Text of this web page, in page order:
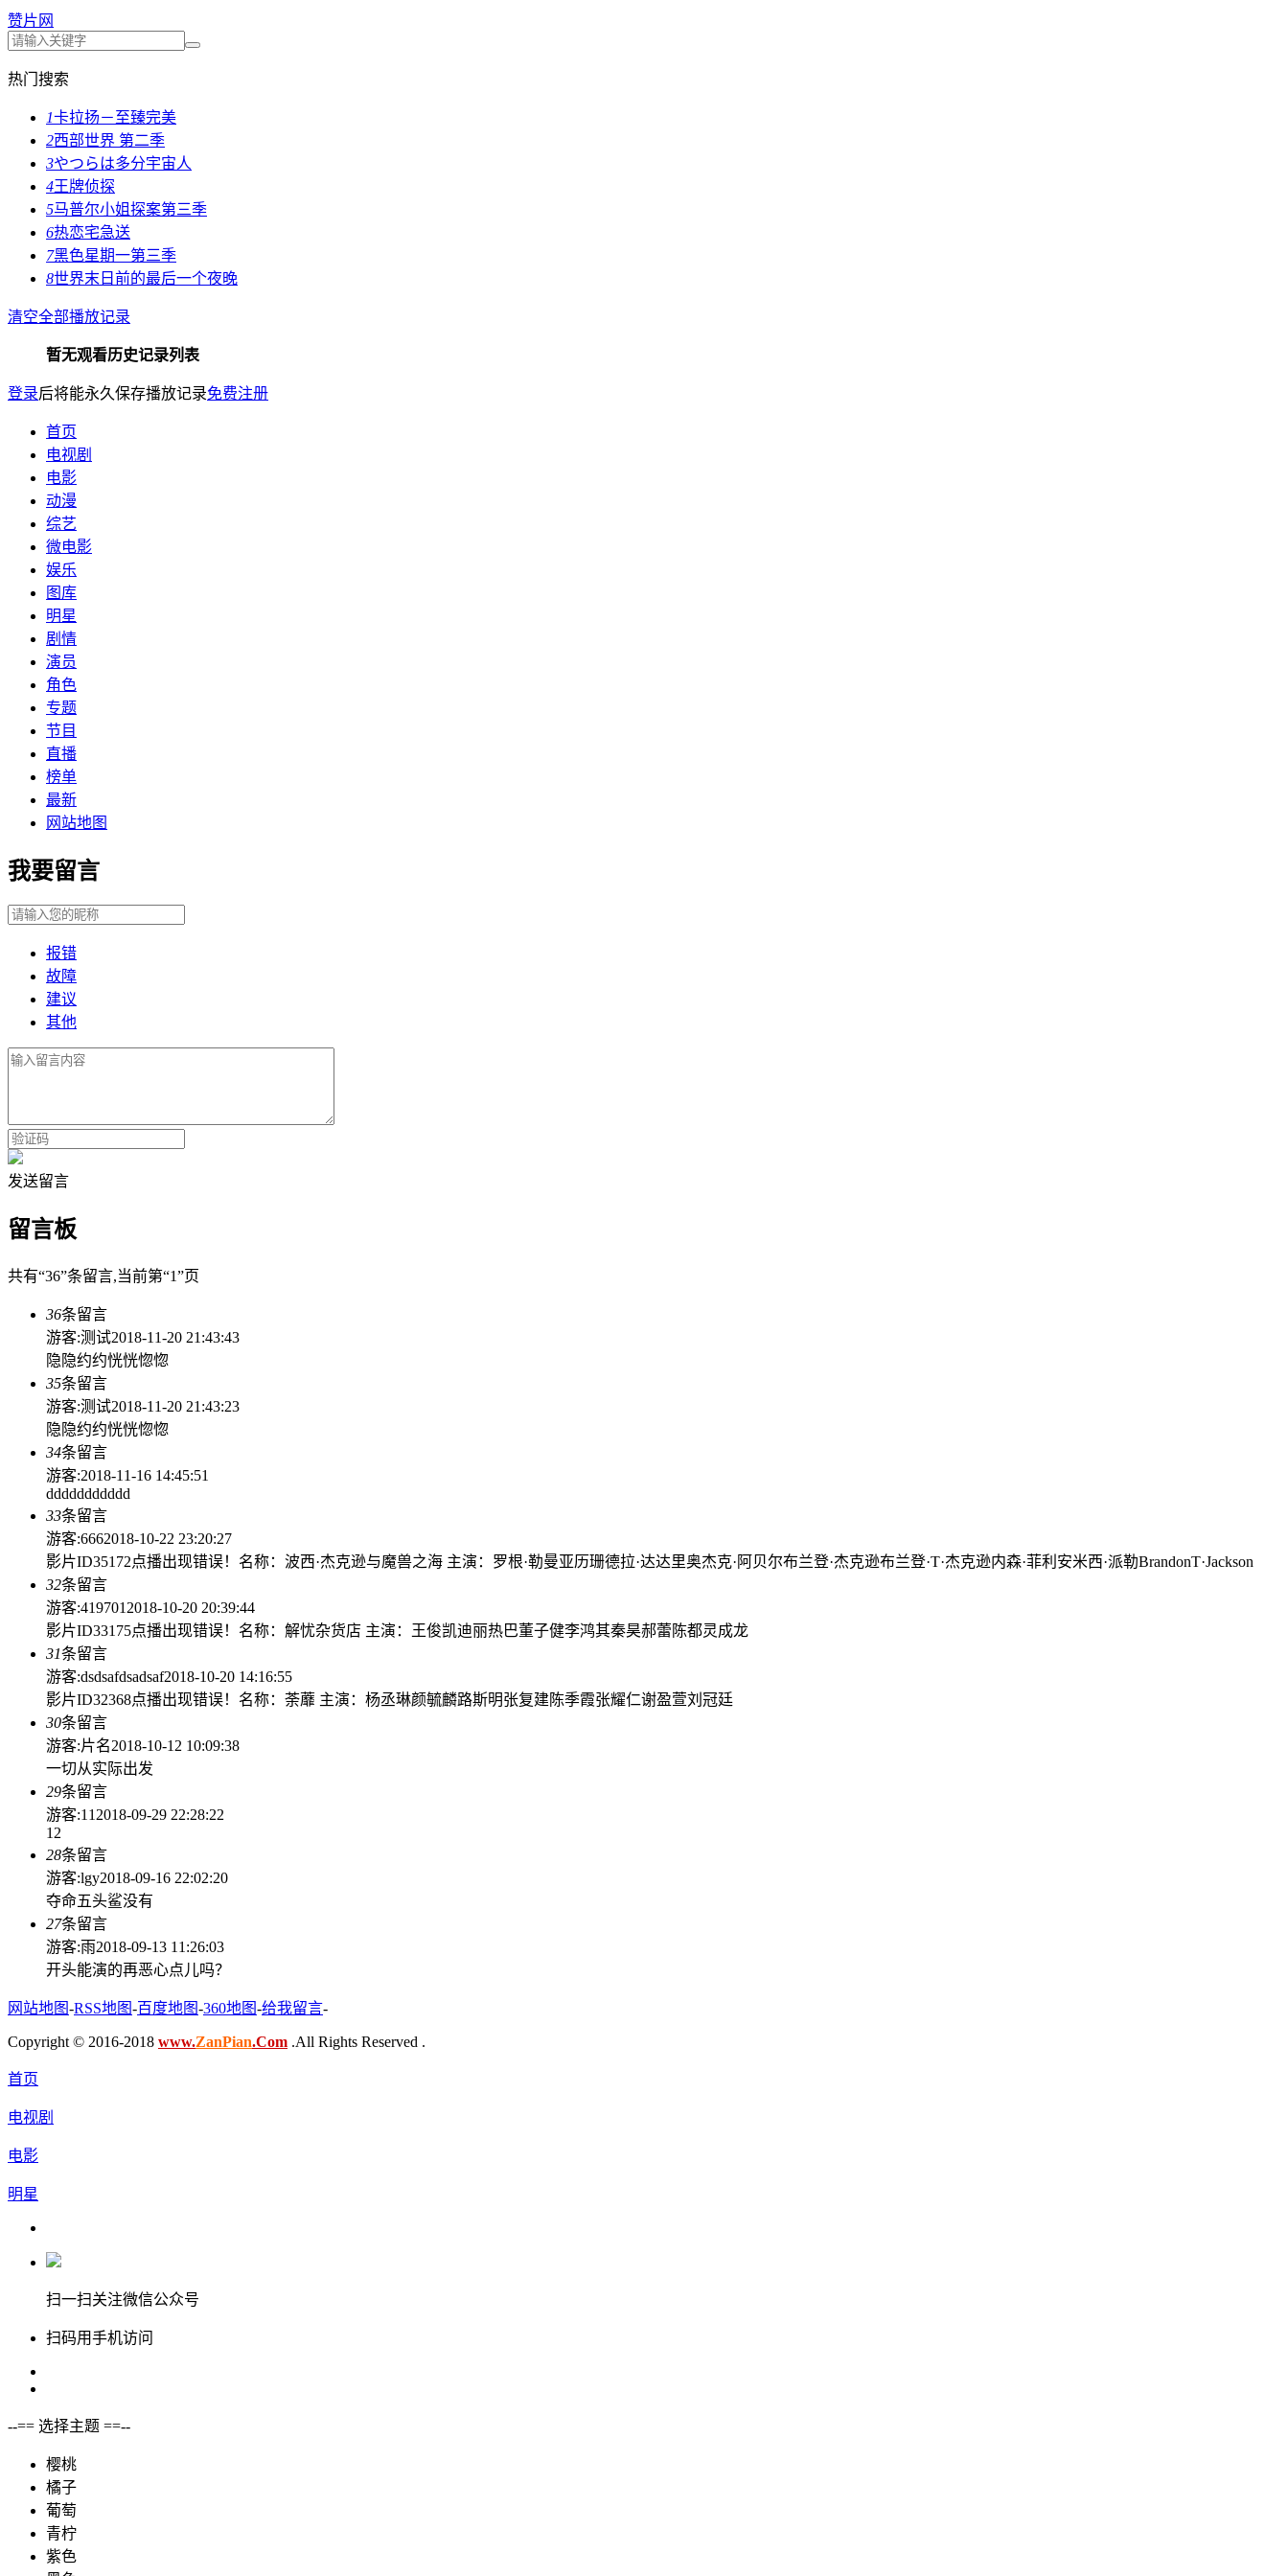
赞片网
热门搜索
1卡拉扬－至臻完美
2西部世界 第二季
3やつらは多分宇宙人
4王牌侦探
5马普尔小姐探案第三季
6热恋宅急送
7黑色星期一第三季
8世界末日前的最后一个夜晚
清空全部播放记录
暂无观看历史记录列表
登录后将能永久保存播放记录免费注册
首页
电视剧
电影
动漫
综艺
微电影
娱乐
图库
明星
剧情
演员
角色
专题
节目
直播
榜单
最新
网站地图
我要留言
报错
故障
建议
其他
发送留言
留言板
共有“36”条留言,当前第“1”页
36条留言
游客:测试2018-11-20 21:43:43
隐隐约约恍恍惚惚
35条留言
游客:测试2018-11-20 21:43:23
隐隐约约恍恍惚惚
34条留言
游客:2018-11-16 14:45:51
ddddddddddd
33条留言
游客:6662018-10-22 23:20:27
影片ID35172点播出现错误！名称：波西·杰克逊与魔兽之海 主演：罗根·勒曼亚历珊德拉·达达里奥杰克·阿贝尔布兰登·杰克逊布兰登·T·杰克逊内森·菲利安米西·派勒BrandonT·Jackson
32条留言
游客:419701 2018-10-20 20:39:44
影片ID33175点播出现错误！名称：解忧杂货店 主演：王俊凯迪丽热巴董子健李鸿其秦昊郝蕾陈都灵成龙
31条留言
游客:dsdsafdsadsaf2018-10-20 14:16:55
影片ID32368点播出现错误！名称：荼蘼 主演：杨丞琳颜毓麟路斯明张复建陈季霞张耀仁谢盈萱刘冠廷
30条留言
游客:片名2018-10-12 10:09:38
一切从实际出发
29条留言
游客:11 2018-09-29 22:28:22
12
28条留言
游客:lgy2018-09-16 22:02:20
夺命五头鲨没有
27条留言
游客:雨2018-09-13 11:26:03
开头能演的再恶心点儿吗？
网站地图-RSS地图-百度地图-360地图-给我留言-
Copyright © 2016-2018 www.ZanPian.Com .All Rights Reserved .
首页
电视剧
电影
明星
扫一扫关注微信公众号
扫码用手机访问
--== 选择主题 ==--
樱桃
橘子
葡萄
青柠
紫色